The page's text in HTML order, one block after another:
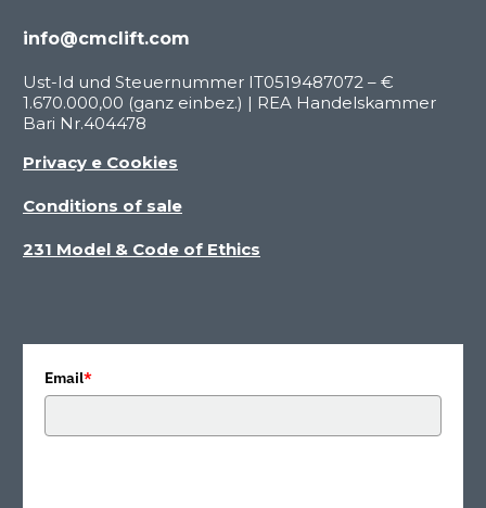
info@cmclift.com
Ust-Id und Steuernummer IT0519487072 – €
1.670.000,00 (ganz einbez.) | REA Handelskammer
Bari Nr.404478
Privacy e Cookies
Conditions of sale
231 Model & Code of Ethics
Email*